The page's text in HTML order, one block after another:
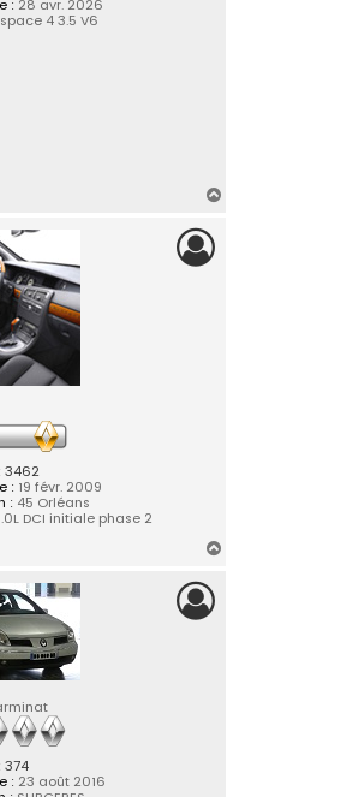
: 28 avr. 2026
4 3.5 V6
3462
: 19 févr. 2009
: 45 Orléans
DCI initiale phase 2
374
: 23 août 2016